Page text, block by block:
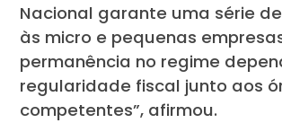
Nacional garante uma série
às micro e pequenas
permanência no regime
regularidade fiscal junto aos
competentes”, afirmou.